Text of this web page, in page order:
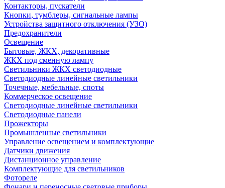
Контакторы, пускатели
Кнопки, тумблеры, сигнальные лампы
Устройства защитного отключения (УЗО)
Предохранители
Освещение
Бытовые, ЖКХ, декоративные
ЖКХ под сменную лампу
Светильники ЖКХ светодиодные
Светодиодные линейные светильники
Точечные, мебельные, споты
Коммерческое освещение
Светодиодные линейные светильники
Светодиодные панели
Прожекторы
Промышленные светильники
Управление освещением и комплектующие
Датчики движения
Дистанционное управление
Комплектующие для светильников
Фотореле